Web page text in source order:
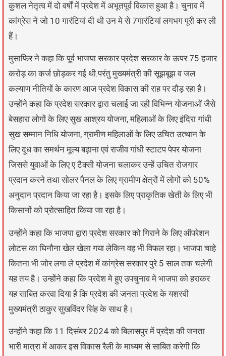
कुशल नेतृत्व में दो वर्षों में प्रदेश में अभूतपूर्व विकास हुआ है। चुनाव में
कांग्रेस ने जो 10 गारंटियां दी थी उन मे से 7गारंटियां लगभग पूरी कर ली
हैं।
मुसाफिर ने कहा कि पूर्व भाजपा सरकार प्रदेश सरकार के ऊपर 75 हजार
करोड़ का कर्ज छोड़कर गई थी.परंतु मुख्यमंत्री की सूझबूझ व जल
कल्याण नीतियों के कारण आज प्रदेश विकास की राह पर दौड़ रहा है।
उन्होंने कहा कि प्रदेश सरकार द्वारा चलाई जा रही विभिन्न योजनाओं जैसे
बेसहारा लोगों के लिए सुख आश्रय योजना, महिलाओं के लिए इंदिरा गांधी
सुख सम्मान निधि योजना, ग्रामीण महिलाओं के लिए उचित उत्थान के
लिए दूध का समर्थन मूल्य बढ़ाना एवं राजीव गांधी स्टाटप पेपर योजना
जिससे युवाओं के लिए ए टैक्सी योजना चलाकर उन्हें उचित रोजगार
प्रदान करने तथा सोलर पैनल के लिए ग्रामीण क्षेत्रों में लोगों को 50%
अनुदान प्रदान किया जा रहा है। इसके लिए प्राकृतिक खेती के लिए भी
किसानों को प्रोत्साहित किया जा रहा है।
उन्होंने कहा कि भाजपा द्वारा प्रदेश सरकार को गिराने के लिए ऑपरेशन
लोटस का घिनौना खेल खेला गया लेकिन वह भी विफल रहा। भाजपा चाहे
कितना भी जोर लगा ले प्रदेश में कांग्रेस सरकार पुरे 5 साल तक चलेगी
यह तय है। उन्होंने कहा कि प्रदेश मे हुए उपचुनाव मे भाजपा को हराकर
यह साबित करवा दिया है कि प्रदेश की जनता प्रदेश के यशस्वी
मुख्यमंत्री ठाकुर सुखविंदर सिंह के साथ है।
उन्होंने कहा कि 11 दिसंबर 2024 को बिलासपुर में प्रदेश की जनता
भारी मात्रा में आकर इस विकास रैली के माध्यम से साबित करेगी कि